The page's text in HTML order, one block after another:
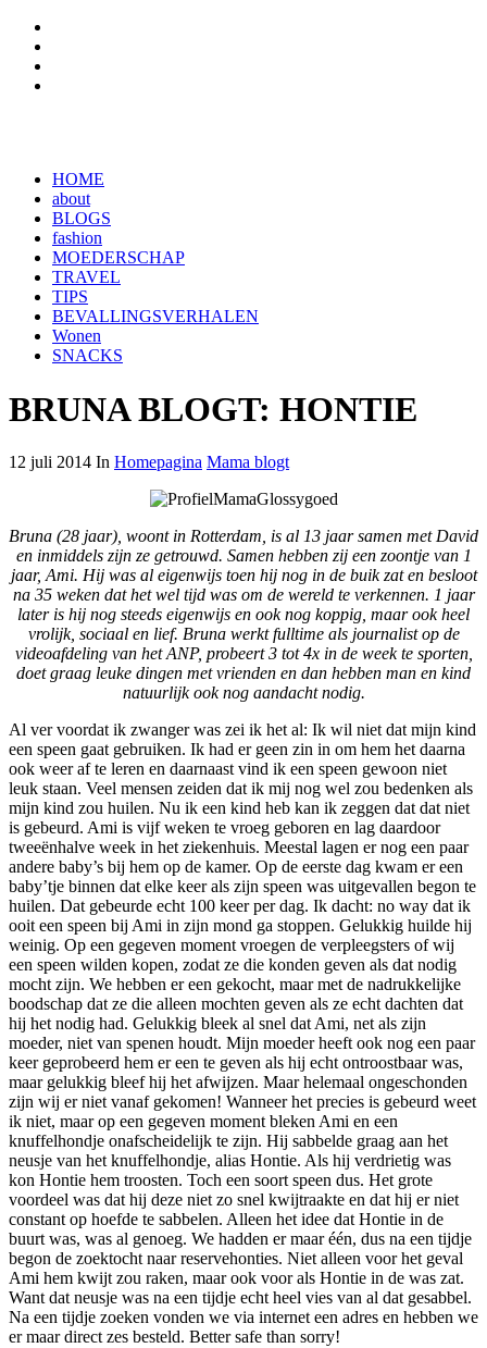
HOME
about
BLOGS
fashion
MOEDERSCHAP
TRAVEL
TIPS
BEVALLINGSVERHALEN
Wonen
SNACKS
BRUNA BLOGT: HONTIE
12 juli 2014 In Homepagina Mama blogt
Bruna (28 jaar), woont in Rotterdam, is al 13 jaar samen met David
en inmiddels zijn ze getrouwd. Samen hebben zij een zoontje van 1
jaar, Ami. Hij was al eigenwijs toen hij nog in de buik zat en besloot
na 35 weken dat het wel tijd was om de wereld te verkennen. 1 jaar
later is hij nog steeds eigenwijs en ook nog koppig, maar ook heel
vrolijk, sociaal en lief. Bruna werkt fulltime als journalist op de
videoafdeling van het ANP, probeert 3 tot 4x in de week te sporten,
doet graag leuke dingen met vrienden en dan hebben man en kind
natuurlijk ook nog aandacht nodig.
Al ver voordat ik zwanger was zei ik het al: Ik wil niet dat mijn kind
een speen gaat gebruiken. Ik had er geen zin in om hem het daarna
ook weer af te leren en daarnaast vind ik een speen gewoon niet
leuk staan. Veel mensen zeiden dat ik mij nog wel zou bedenken als
mijn kind zou huilen. Nu ik een kind heb kan ik zeggen dat dat niet
is gebeurd. Ami is vijf weken te vroeg geboren en lag daardoor
tweeënhalve week in het ziekenhuis. Meestal lagen er nog een paar
andere baby’s bij hem op de kamer. Op de eerste dag kwam er een
baby’tje binnen dat elke keer als zijn speen was uitgevallen begon te
huilen. Dat gebeurde echt 100 keer per dag. Ik dacht: no way dat ik
ooit een speen bij Ami in zijn mond ga stoppen. Gelukkig huilde hij
weinig. Op een gegeven moment vroegen de verpleegsters of wij
een speen wilden kopen, zodat ze die konden geven als dat nodig
mocht zijn. We hebben er een gekocht, maar met de nadrukkelijke
boodschap dat ze die alleen mochten geven als ze echt dachten dat
hij het nodig had. Gelukkig bleek al snel dat Ami, net als zijn
moeder, niet van spenen houdt. Mijn moeder heeft ook nog een paar
keer geprobeerd hem er een te geven als hij echt ontroostbaar was,
maar gelukkig bleef hij het afwijzen. Maar helemaal ongeschonden
zijn wij er niet vanaf gekomen! Wanneer het precies is gebeurd weet
ik niet, maar op een gegeven moment bleken Ami en een
knuffelhondje onafscheidelijk te zijn. Hij sabbelde graag aan het
neusje van het knuffelhondje, alias Hontie. Als hij verdrietig was
kon Hontie hem troosten. Toch een soort speen dus. Het grote
voordeel was dat hij deze niet zo snel kwijtraakte en dat hij er niet
constant op hoefde te sabbelen. Alleen het idee dat Hontie in de
buurt was, was al genoeg. We hadden er maar één, dus na een tijdje
begon de zoektocht naar reservehonties. Niet alleen voor het geval
Ami hem kwijt zou raken, maar ook voor als Hontie in de was zat.
Want dat neusje was na een tijdje echt heel vies van al dat gesabbel.
Na een tijdje zoeken vonden we via internet een adres en hebben we
er maar direct zes besteld. Better safe than sorry!